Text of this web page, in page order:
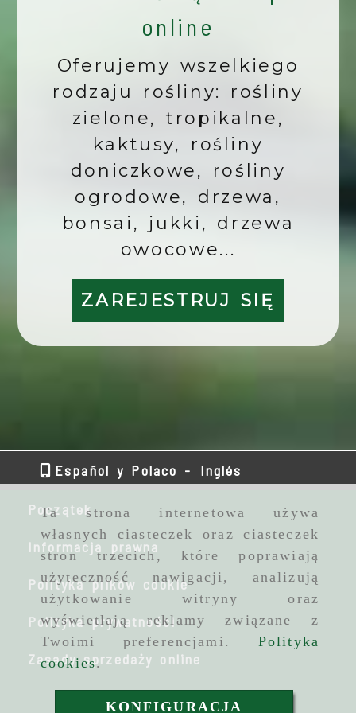
Ta strona internetowa używa
własnych ciasteczek oraz ciasteczek
stron trzecich, które poprawiają
użyteczność nawigacji, analizują
użytkowanie witryny oraz
wyświetlają reklamy związane z
Twoimi preferencjami. Polityka
cookies.
KONFIGURACJA
online
Oferujemy wszelkiego
rodzaju rośliny: rośliny
zielone, tropikalne,
kaktusy, rośliny
doniczkowe, rośliny
ogrodowe, drzewa,
bonsai, jukki, drzewa
owocowe...
ZAREJESTRUJ SIĘ
Español y Polaco - Inglés
Początek
Informacja prawna
Polityka plików cookie
Polityka prywatności
Zasady sprzedaży online